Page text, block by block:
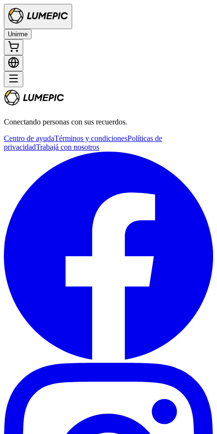
Unirme
Conectando personas con sus recuerdos.
Centro de ayudaTérminos y condicionesPolíticas de
privacidadTrabajá con nosotros